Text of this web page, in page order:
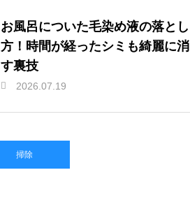
お風呂についた毛染め液の落とし
方！時間が経ったシミも綺麗に消
す裏技
2026.07.19
掃除